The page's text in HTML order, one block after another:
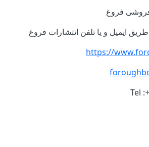
فروغ
ایمیل و یا تلفن انتشارات فروغ
https://
Tel